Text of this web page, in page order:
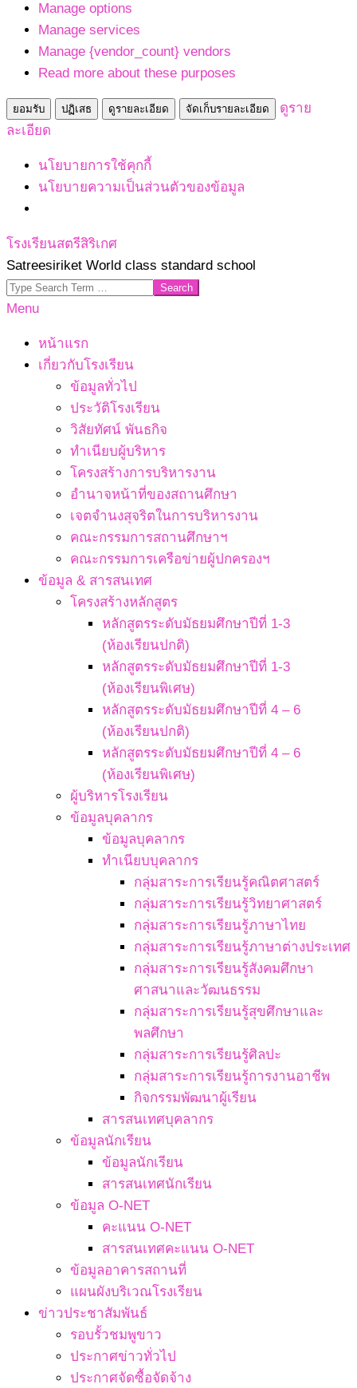
ตลาด
Manage options
Manage services
Manage {vendor_count} vendors
Read more about these purposes
ยอมรับ ปฏิเสธ ดูรายละเอียด จัดเก็บรายละเอียด
ดูราย
ละเอียด
นโยบายการใช้คุกกี้
นโยบายความเป็นส่วนตัวของข้อมูล
Skip
to
content
โรงเรียนสตรีสิริเกศ
Satreesiriket World class standard school
Search
Primary
Menu
หน้าแรก
เกี่ยวกับโรงเรียน
ข้อมูลทั่วไป
ประวัติโรงเรียน
วิสัยทัศน์ พันธกิจ
ทำเนียบผู้บริหาร
โครงสร้างการบริหารงาน
อำนาจหน้าที่ของสถานศึกษา
เจตจํานงสุจริตในการบริหารงาน
คณะกรรมการสถานศึกษาฯ
คณะกรรมการเครือข่ายผู้ปกครองฯ
ข้อมูล & สารสนเทศ
โครงสร้างหลักสูตร
หลักสูตรระดับมัธยมศึกษาปีที่ 1-3
(ห้องเรียนปกติ)
หลักสูตรระดับมัธยมศึกษาปีที่ 1-3
(ห้องเรียนพิเศษ)
หลักสูตรระดับมัธยมศึกษาปีที่ 4 – 6
(ห้องเรียนปกติ)
หลักสูตรระดับมัธยมศึกษาปีที่ 4 – 6
(ห้องเรียนพิเศษ)
ผู้บริหารโรงเรียน
ข้อมูลบุคลากร
ข้อมูลบุคลากร
ทำเนียบบุคลากร
กลุ่มสาระการเรียนรู้คณิตศาสตร์
กลุ่มสาระการเรียนรู้วิทยาศาสตร์
กลุ่มสาระการเรียนรู้ภาษาไทย
กลุ่มสาระการเรียนรู้ภาษาต่างประเทศ
กลุ่มสาระการเรียนรู้สังคมศึกษา
ศาสนาและวัฒนธรรม
กลุ่มสาระการเรียนรู้สุขศึกษาและ
พลศึกษา
กลุ่มสาระการเรียนรู้ศิลปะ
กลุ่มสาระการเรียนรู้การงานอาชีพ
กิจกรรมพัฒนาผู้เรียน
สารสนเทศบุคลากร
ข้อมูลนักเรียน
ข้อมูลนักเรียน
สารสนเทศนักเรียน
ข้อมูล O-NET
คะแนน O-NET
สารสนเทศคะแนน O-NET
ข้อมูลอาคารสถานที่
แผนผังบริเวณโรงเรียน
ข่าวประชาสัมพันธ์
รอบรั้วชมพูขาว
ประกาศข่าวทั่วไป
ประกาศจัดซื้อจัดจ้าง